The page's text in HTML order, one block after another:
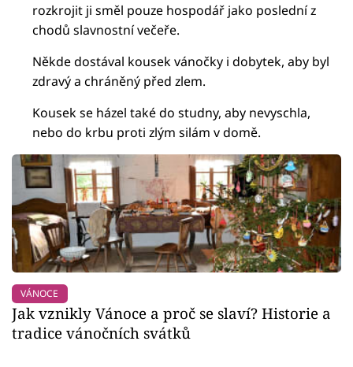
rozkrojit ji směl pouze hospodář jako poslední z
chodů slavnostní večeře.
Někde dostával kousek vánočky i dobytek, aby byl
zdravý a chráněný před zlem.
Kousek se házel také do studny, aby nevyschla,
nebo do krbu proti zlým silám v domě.
VÁNOCE
Jak vznikly Vánoce a proč se slaví? Historie a
tradice vánočních svátků